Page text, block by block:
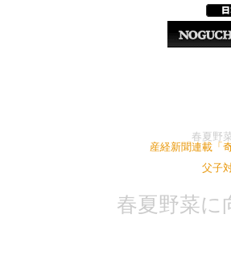
春夏野
産経新聞連載「
父子
春夏野菜に